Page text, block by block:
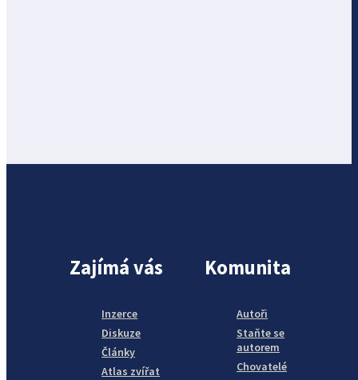
Zajímá vás
Inzerce
Diskuze
Články
Atlas zvířat
Komunita
Autoři
Staňte se
autorem
Chovatelé